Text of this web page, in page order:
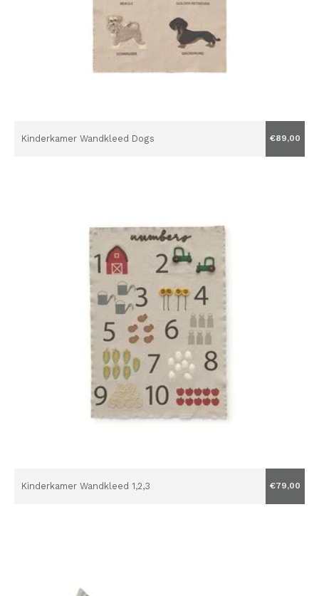
Kinderkamer Wandkleed Dogs €89,00
Kinderkamer Wandkleed 1,2,3 €79,00